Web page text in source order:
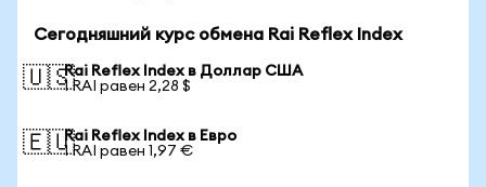
Сегодняшний курс обмена Rai Reflex Index
🇺🇸Rai Reflex Index в Доллар США
1 RAI равен 2,28 $
🇪🇺Rai Reflex Index в Евро
1 RAI равен 1,97 €